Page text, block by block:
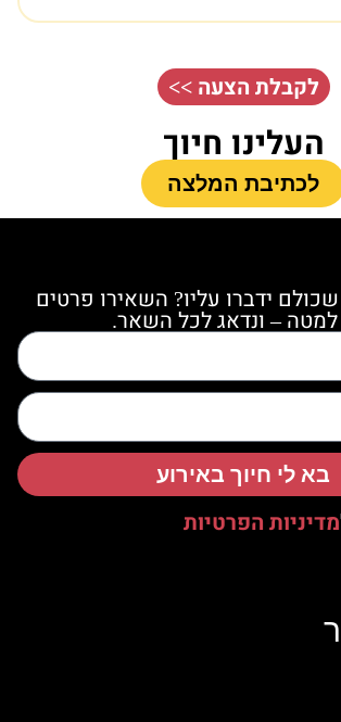
לקבלת הצעה >>
העלינו חיוך
לכתיבת המלצה
שכולם ידברו עליו? השאירו פרטים
למטה – ונדאג לכל השאר.
מדיניות הפרטיות
בא לי חיוך באירוע